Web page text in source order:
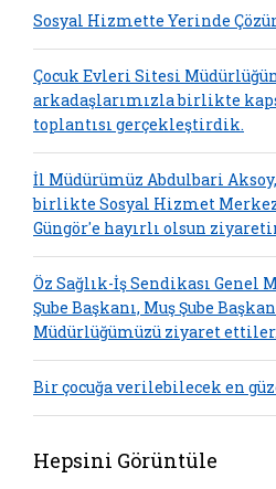
Sosyal Hizmette Yerinde
Çocuk Evleri Sitesi
arkadaşlarımızla birlikte
toplantısı gerçekleştirdik.
İl Müdürümüz Abdulbari
birlikte Sosyal Hizmet
Güngör'e hayırlı olsun
Öz Sağlık-İş Sendikası
Şube Başkanı, Muş Şube
Müdürlüğümüzü ziyaret ettiler.
Bir çocuğa verilebilecek en
Hepsini Görüntüle